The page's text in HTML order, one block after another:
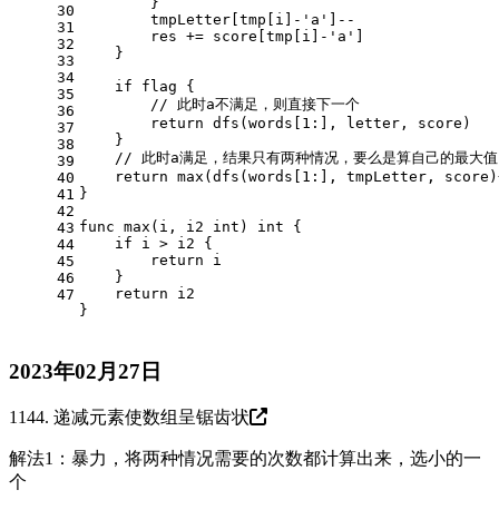
30
31
32
33
34
35
36
37
38
39
40
41
42
43
44
45
46
47
        tmpLetter[tmp[i]-
'a'
]--
        res += score[tmp[i]-
'a'
    }
if flag {
// 此时a不满足，则直接下一个
return dfs(words[ 1 :], letter, score)
    }
// 此时a满足，结果只有两种情况，要么是算自己的最大
return max(dfs(words[ 1 :], tmpLetter,
}
func max (i, i2 int ) int {
if i > i2 {
return i
    }
return i2
}
2023年02月27日
1144. 递减元素使数组呈锯齿状
解法1：暴力，将两种情况需要的次数都计算出来，选小的一
个